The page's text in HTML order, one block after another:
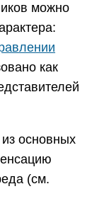
можно
как
основных
(см.